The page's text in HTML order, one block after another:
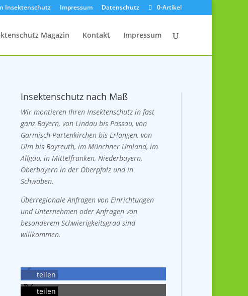
Insektenschutz Impressum Datenschutz 0-Artikel
Magazin Kontakt Impressum
Insektenschutz nach Maß
Wir montieren Ihren Insektenschutz in fast
ganz Bayern, von Lindau bis Passau, von
Garmisch-Partenkirchen bis Erlangen, von
Ulm bis Bayreuth, im Münchner Umland, im
Allgäu, in Mittelfranken, Niederbayern,
Oberbayern in der Oberpfalz und in
Schwaben.
Überregionale Anfragen von Einrichtungen
und Unternehmen oder Anfragen von
besonderem Schwierigkeitsgrad sind
willkommen.
teilen
teilen